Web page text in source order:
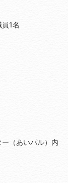
1名
（あいパル）内